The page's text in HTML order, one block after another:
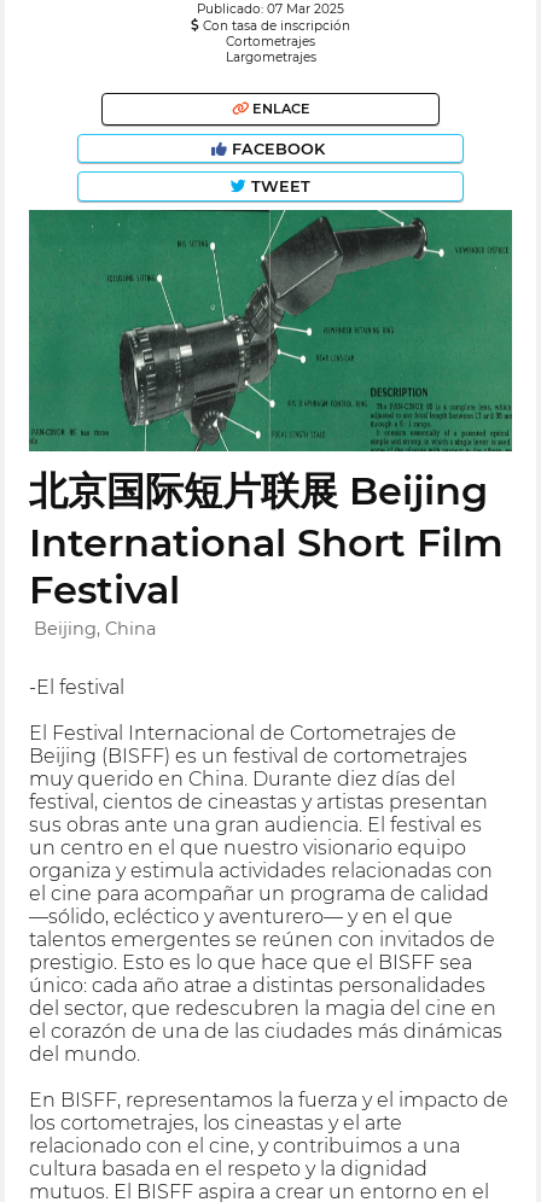
Publicado: 07 Mar 2025
Con tasa de inscripción
Cortometrajes
Largometrajes
ENLACE
FACEBOOK
TWEET
北京国际短片联展 Beijing
International Short Film
Festival
Beijing, China
-El festival
El Festival Internacional de Cortometrajes de
Beijing (BISFF) es un festival de cortometrajes
muy querido en China. Durante diez días del
festival, cientos de cineastas y artistas presentan
sus obras ante una gran audiencia. El festival es
un centro en el que nuestro visionario equipo
organiza y estimula actividades relacionadas con
el cine para acompañar un programa de calidad
—sólido, ecléctico y aventurero— y en el que
talentos emergentes se reúnen con invitados de
prestigio. Esto es lo que hace que el BISFF sea
único: cada año atrae a distintas personalidades
del sector, que redescubren la magia del cine en
el corazón de una de las ciudades más dinámicas
del mundo.
En BISFF, representamos la fuerza y el impacto de
los cortometrajes, los cineastas y el arte
relacionado con el cine, y contribuimos a una
cultura basada en el respeto y la dignidad
mutuos. El BISFF aspira a crear un entorno en el